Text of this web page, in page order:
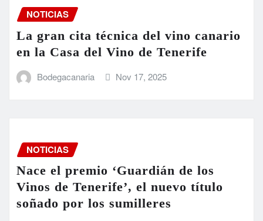
NOTICIAS
La gran cita técnica del vino canario
en la Casa del Vino de Tenerife
Bodegacanaria Nov 17, 2025
NOTICIAS
Nace el premio ‘Guardián de los
Vinos de Tenerife’, el nuevo título
soñado por los sumilleres